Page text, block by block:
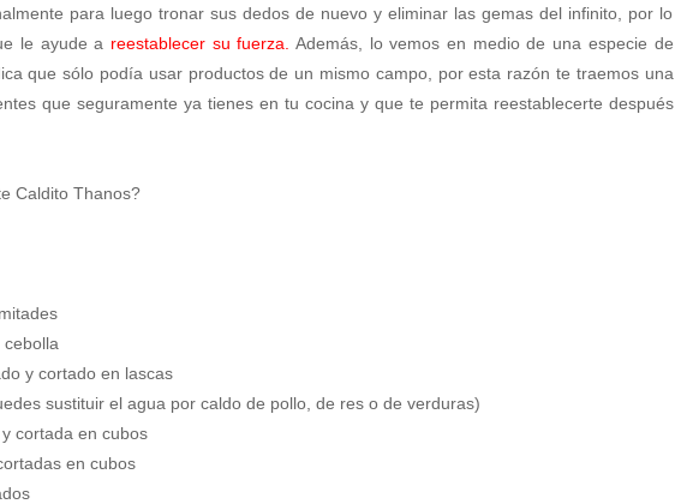
para luego tronar sus dedos de nuevo y eliminar las gemas del infinito, por lo
le ayude a reestablecer su fuerza.
Además, lo vemos en medio de una especie de
que sólo podía usar productos de un mismo campo, por esta razón te traemos una
que seguramente ya tienes en tu cocina y que te permita reestablecerte después
Caldito Thanos?
y cortado en lascas
sustituir el agua por caldo de pollo, de res o de verduras)
cortada en cubos
en cubos